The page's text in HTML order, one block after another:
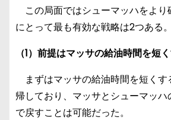
この局面ではシューマッハをより
にとって最も有効な戦略は2つある。
（1）前提はマッサの給油時間を短
まずはマッサの給油時間を短くす
帰しており、マッサとシューマッ
で戻すことは可能だった。